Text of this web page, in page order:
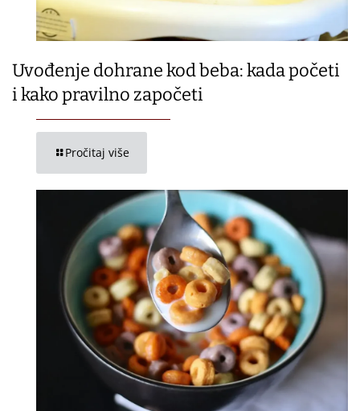
Uvođenje dohrane kod beba: kada početi
i kako pravilno započeti
Pročitaj više